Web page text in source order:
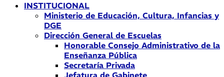
INSTITUCIONAL
Ministerio de Educación, Cultura, Infancias y
DGE
Dirección General de Escuelas
Honorable Consejo Administrativo de la
Enseñanza Pública
Secretaría Privada
Jefatura de Gabinete